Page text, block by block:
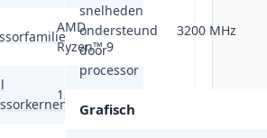
AMD
Ryzen™ 9
12
snelheden
ondersteund
door
processor
3200 MHz
Grafisch